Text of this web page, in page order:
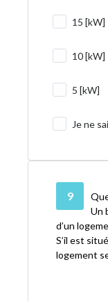
15 [kW]
10 [kW]
5 [kW]
Je ne
9
Un
d’un
S’il est
logement